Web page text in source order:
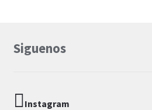
Siguenos
Instagram